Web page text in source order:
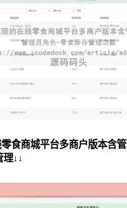
食商城平台多商户版本含
↓↓